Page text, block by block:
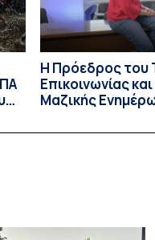
Η Πρόεδρος του
Επικοινωνίας
Μαζικής
Καθηγήτρια